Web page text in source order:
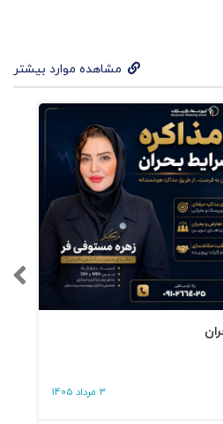
مشاهده موارد بیشتر
3 مرداد 1405